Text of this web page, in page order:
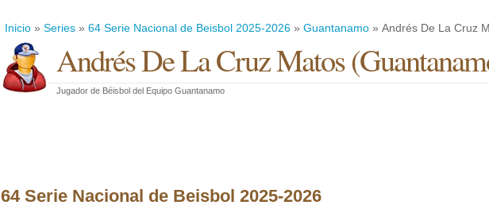
Inicio » Series » 64 Serie Nacional de Beisbol 2025-2026 » Guantanamo » Andrés De La Cruz
Andrés De La Cruz Matos(
Jugador de Béisbol del Equipo Guantanamo
64 Serie Nacional de Beisbol 2025-2026